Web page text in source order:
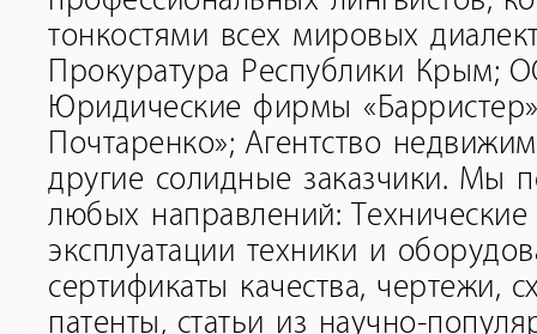
тонкостями всех мировых
Прокуратура Республики Крым;
Юридические фирмы
Почтаренко»; Агентство
другие солидные заказчики. Мы
любых направлений:
эксплуатации техники и
сертификаты качества, чертежи,
патенты, статьи из научно-